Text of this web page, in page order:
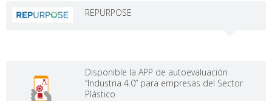
REPURPOSE
Disponible la APP de autoevaluación
“Industria 4.0” para empresas del Sector
Plástico